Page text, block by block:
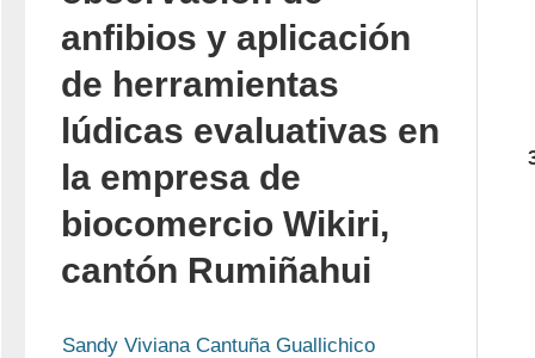
anfibios y aplicación
de herramientas
lúdicas evaluativas en
la empresa de
biocomercio Wikiri,
cantón Rumiñahui
Sandy Viviana Cantuña Guallichico